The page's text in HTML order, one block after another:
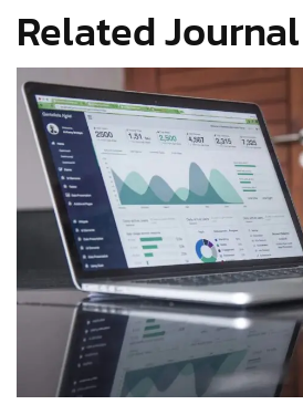
Related Journal